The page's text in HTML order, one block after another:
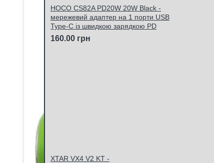
HOCO CS82A PD20W 20W Black -
мережевий адаптер на 1 порти USB
Type-C із швидкою зарядкою PD
160.00 грн
XTAR VX4 V2 KT -